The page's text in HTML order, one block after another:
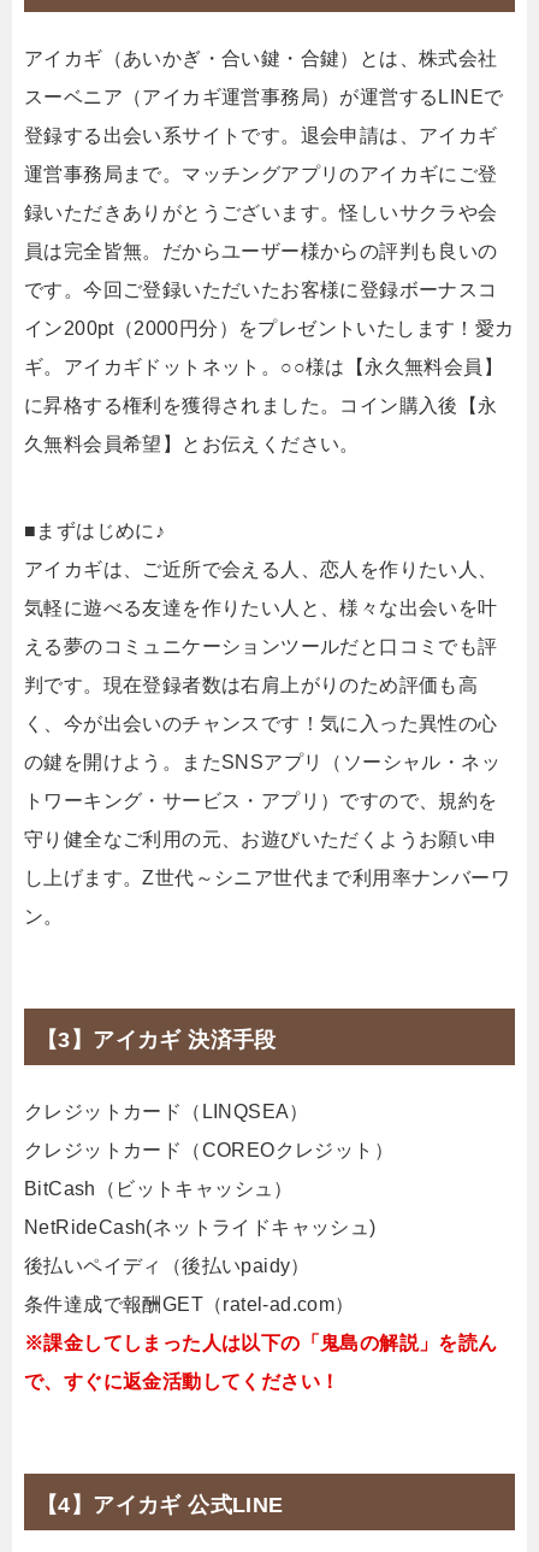
アイカギ（あいかぎ・合い鍵・合鍵）とは、株式会社
スーベニア（アイカギ運営事務局）が運営するLINEで
登録する出会い系サイトです。退会申請は、アイカギ
運営事務局まで。マッチングアプリのアイカギにご登
録いただきありがとうございます。怪しいサクラや会
員は完全皆無。だからユーザー様からの評判も良いの
です。今回ご登録いただいたお客様に登録ボーナスコ
イン200pt（2000円分）をプレゼントいたします！愛カ
ギ。アイカギドットネット。○○様は【永久無料会員】
に昇格する権利を獲得されました。コイン購入後【永
久無料会員希望】とお伝えください。
■まずはじめに♪
アイカギは、ご近所で会える人、恋人を作りたい人、
気軽に遊べる友達を作りたい人と、様々な出会いを叶
える夢のコミュニケーションツールだと口コミでも評
判です。現在登録者数は右肩上がりのため評価も高
く、今が出会いのチャンスです！気に入った異性の心
の鍵を開けよう。またSNSアプリ（ソーシャル・ネッ
トワーキング・サービス・アプリ）ですので、規約を
守り健全なご利用の元、お遊びいただくようお願い申
し上げます。Z世代～シニア世代まで利用率ナンバーワ
ン。
【3】アイカギ 決済手段
クレジットカード（LINQSEA）
クレジットカード（COREOクレジット）
BitCash（ビットキャッシュ）
NetRideCash(ネットライドキャッシュ)
後払いペイディ（後払いpaidy）
条件達成で報酬GET（ratel-ad.com）
※課金してしまった人は以下の「鬼島の解説」を読ん
で、すぐに返金活動してください！
【4】アイカギ 公式LINE